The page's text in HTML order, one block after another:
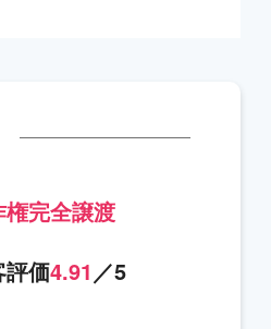
権完全譲渡
評価4.91 ／5